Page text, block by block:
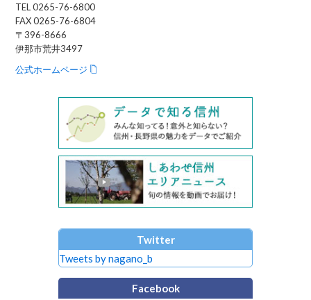
TEL 0265-76-6800
FAX 0265-76-6804
〒396-8666
伊那市荒井3497
公式ホームページ
Twitter
Tweets by nagano_b
Facebook